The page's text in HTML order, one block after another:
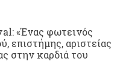
«Ένας φωτεινός
επιστήμης, αριστείας
στην καρδιά του